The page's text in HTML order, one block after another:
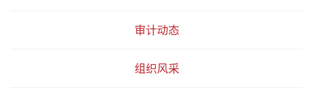
审计动态
组织风采